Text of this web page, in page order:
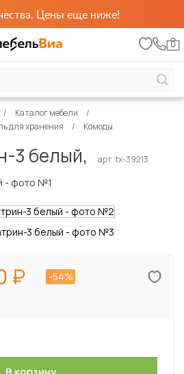
Цены еще ниже!
0
Каталог мебели
для хранения Комоды
3 белый, арт. tx-39213
-54%